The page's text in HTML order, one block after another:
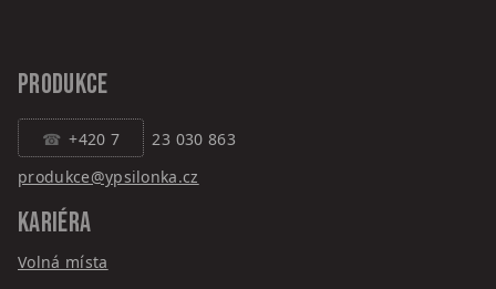
PRODUKCE
+420 7
23 030 863
produkce@ypsilonka.cz
KARIÉRA
Volná místa